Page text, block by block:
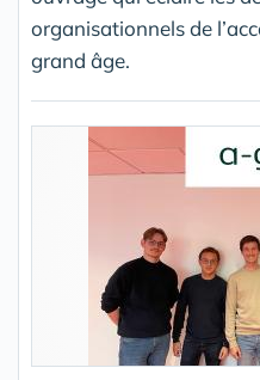
organisationnels de
grand âge.